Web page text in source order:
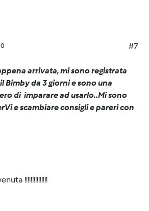
#7
arrivata, mi sono registrata
Bimby da 3 giorni e sono una
di imparare ad usarlo..Mi sono
e scambiare consigli e pareri con
!!!!!!!!!!!!!!!